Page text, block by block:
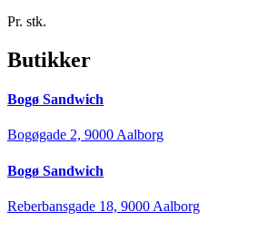
Pr. stk.
Butikker
Bogø Sandwich
Bogøgade 2, 9000 Aalborg
Bogø Sandwich
Reberbansgade 18, 9000 Aalborg